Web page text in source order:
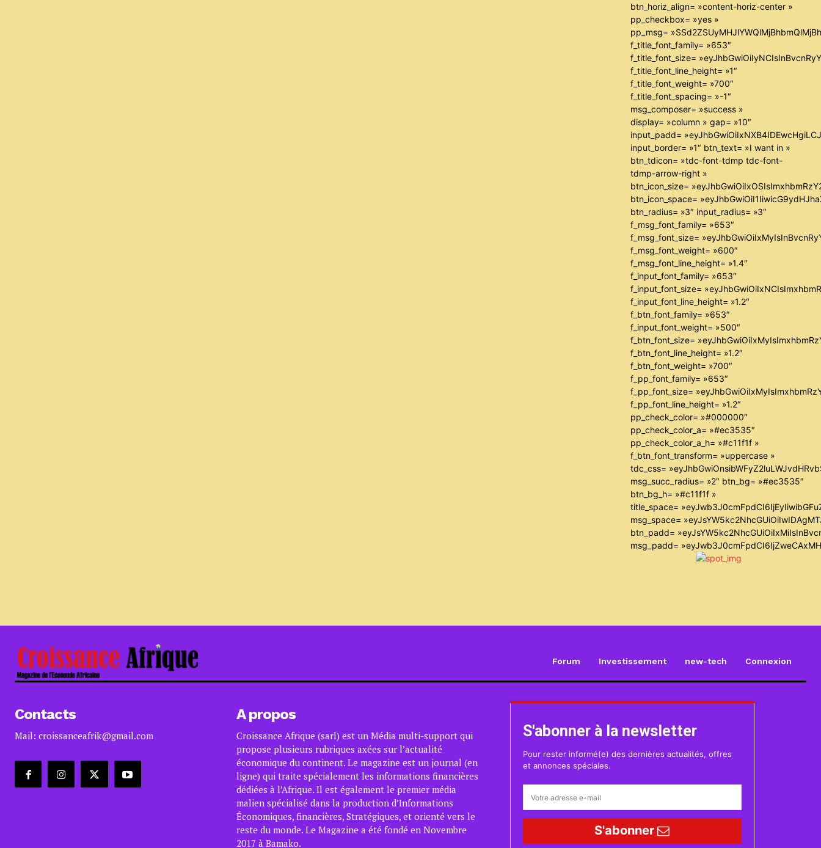
btn_horiz_align= »content-horiz-center »
pp_checkbox= »yes »
pp_msg=
f_title_font_family= »653″
f_title_font_size=
f_title_font_line_height= »1″
f_title_font_weight= »700″
f_title_font_spacing= »-1″
msg_composer= »success »
display= »column » gap= »10″
input_padd=
input_border= »1″ btn_text= »I want in »
btn_tdicon= »tdc-font-tdmp tdc-font-
tdmp-arrow-right »
btn_icon_size=
btn_icon_space=
btn_radius= »3″ input_radius= »3″
f_msg_font_family= »653″
f_msg_font_size=
f_msg_font_weight= »600″
f_msg_font_line_height= »1.4″
f_input_font_family= »653″
f_input_font_size=
f_input_font_line_height= »1.2″
f_btn_font_family= »653″
f_input_font_weight= »500″
f_btn_font_size=
f_btn_font_line_height= »1.2″
f_btn_font_weight= »700″
f_pp_font_family= »653″
f_pp_font_size=
f_pp_font_line_height= »1.2″
pp_check_color= »#000000″
pp_check_color_a= »#ec3535″
pp_check_color_a_h= »#c11f1f »
f_btn_font_transform= »uppercase »
tdc_css=
msg_succ_radius= »2″ btn_bg= »#ec3535″
btn_bg_h= »#c11f1f »
title_space=
msg_space=
btn_padd=
msg_padd=
Forum Investissement new-tech Connexion
Contacts
Mail: croissanceafrik@gmail.com
A propos
Croissance Afrique (sarl) est un Média multi-support qui
propose plusieurs rubriques axées sur l’actualité
économique du continent. Le magazine est un journal (en
ligne) qui traite spécialement les informations financières
dédiées à l’Afrique. Il est également le premier média
malien spécialisé dans la production d’Informations
Économiques, financières, Stratégiques, et orienté vers le
reste du monde. Le Magazine a été fondé en Novembre
2017 à Bamako.
S'abonner à la newsletter
Pour rester informé(e) des dernières actualités, offres
et annonces spéciales.
S'abonner